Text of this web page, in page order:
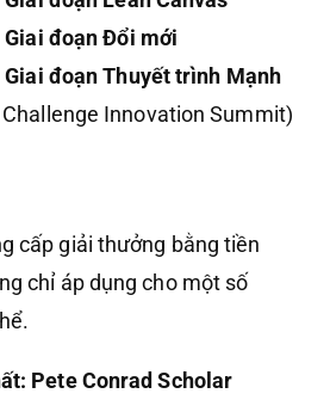
Giai đoạn Đổi mới
Giai đoạn Thuyết trình Mạnh
Innovation Summit)
cấp giải thưởng bằng tiền
chỉ áp dụng cho một số
Pete Conrad Scholar